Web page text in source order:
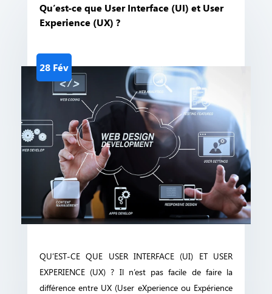
Qu’est-ce que User Interface (UI) et User
Experience (UX) ?
28 Fév
QU’EST-CE QUE USER INTERFACE (UI) ET USER
EXPERIENCE (UX) ? Il n’est pas facile de faire la
différence entre UX (User eXperience ou Expérience